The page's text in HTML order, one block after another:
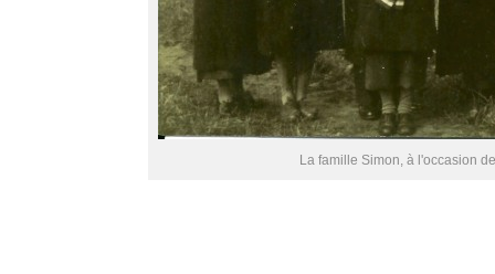
La famille Simon, à l'occasion